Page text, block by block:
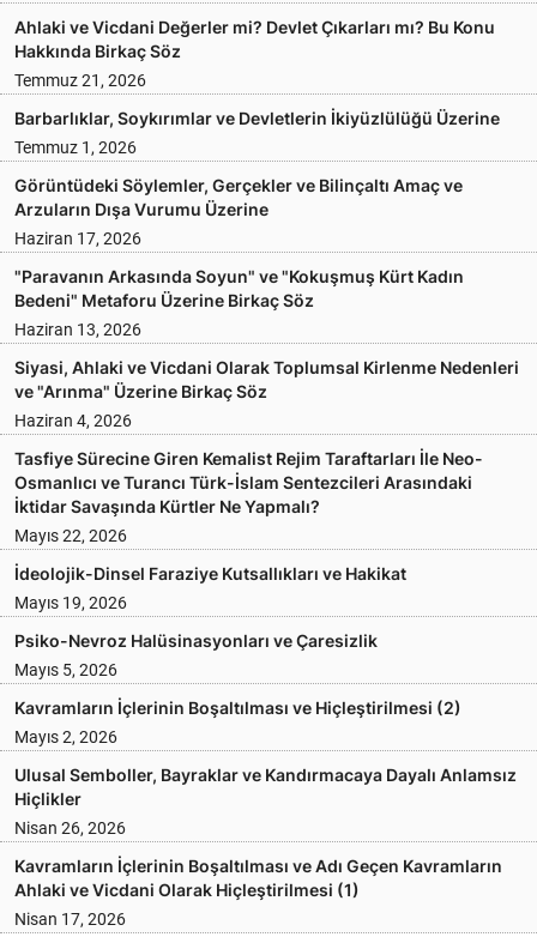
Ahlaki ve Vicdani Değerler mi? Devlet Çıkarları mı? Bu Konu
Hakkında Birkaç Söz
Temmuz 21, 2026
Barbarlıklar, Soykırımlar ve Devletlerin İkiyüzlülüğü Üzerine
Temmuz 1, 2026
Görüntüdeki Söylemler, Gerçekler ve Bilinçaltı Amaç ve
Arzuların Dışa Vurumu Üzerine
Haziran 17, 2026
"Paravanın Arkasında Soyun" ve "Kokuşmuş Kürt Kadın
Bedeni" Metaforu Üzerine Birkaç Söz
Haziran 13, 2026
Siyasi, Ahlaki ve Vicdani Olarak Toplumsal Kirlenme Nedenleri
ve "Arınma" Üzerine Birkaç Söz
Haziran 4, 2026
Tasfiye Sürecine Giren Kemalist Rejim Taraftarları İle Neo-
Osmanlıcı ve Turancı Türk-İslam Sentezcileri Arasındaki
İktidar Savaşında Kürtler Ne Yapmalı?
Mayıs 22, 2026
İdeolojik-Dinsel Faraziye Kutsallıkları ve Hakikat
Mayıs 19, 2026
Psiko-Nevroz Halüsinasyonları ve Çaresizlik
Mayıs 5, 2026
Kavramların İçlerinin Boşaltılması ve Hiçleştirilmesi (2)
Mayıs 2, 2026
Ulusal Semboller, Bayraklar ve Kandırmacaya Dayalı Anlamsız
Hiçlikler
Nisan 26, 2026
Kavramların İçlerinin Boşaltılması ve Adı Geçen Kavramların
Ahlaki ve Vicdani Olarak Hiçleştirilmesi (1)
Nisan 17, 2026